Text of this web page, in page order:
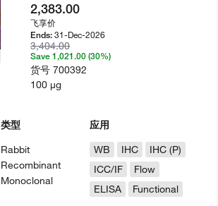
类型
Rabbit
Recombinant
Monoclonal
应用
WB
IHC
IHC (P)
ICC/IF
Flow
ELISA
Functional
2,383.00
飞享价
Ends:31-Dec-2026
3,404.00
Save 1,021.00 (30%)
货号700392
100 µg